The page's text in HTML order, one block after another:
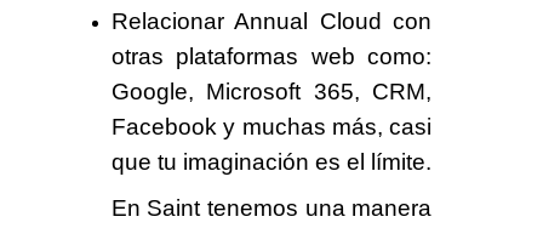
Relacionar Annual Cloud con
otras plataformas web como:
Google, Microsoft 365, CRM,
Facebook y muchas más, casi
que tu imaginación es el límite.
En Saint tenemos una manera